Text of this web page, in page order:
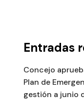
Entradas
Concejo
Plan de
gestión a junio